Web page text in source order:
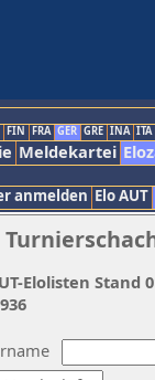
FIN FRA GER GRE INA ITA
Meldekartei
anmelden Elo AUT
Elolisten Stand